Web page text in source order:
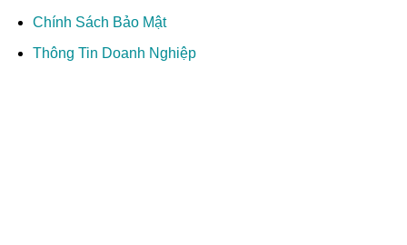
Chính Sách Bảo Mật
Thông Tin Doanh Nghiệp